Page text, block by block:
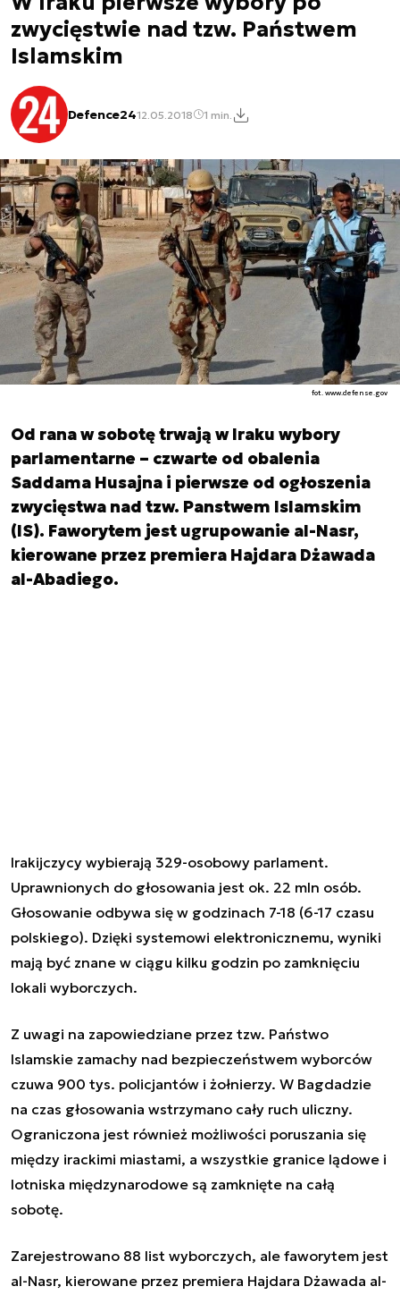
zwycięstwie nad tzw. Państwem
Islamskim
Defence2412.05.2018 1 min.
fot. www.defense.gov
Od rana w sobotę trwają w Iraku wybory
parlamentarne – czwarte od obalenia
Saddama Husajna i pierwsze od ogłoszenia
zwycięstwa nad tzw. Panstwem Islamskim
(IS). Faworytem jest ugrupowanie al-Nasr,
kierowane przez premiera Hajdara Dżawada
al-Abadiego.
Irakijczycy wybierają 329-osobowy parlament.
Uprawnionych do głosowania jest ok. 22 mln osób.
Głosowanie odbywa się w godzinach 7-18 (6-17 czasu
polskiego). Dzięki systemowi elektronicznemu, wyniki
mają być znane w ciągu kilku godzin po zamknięciu
lokali wyborczych.
Z uwagi na zapowiedziane przez tzw. Państwo
Islamskie zamachy nad bezpieczeństwem wyborców
czuwa 900 tys. policjantów i żołnierzy. W Bagdadzie
na czas głosowania wstrzymano cały ruch uliczny.
Ograniczona jest również możliwości poruszania się
między irackimi miastami, a wszystkie granice lądowe i
lotniska międzynarodowe są zamknięte na całą
sobotę.
Zarejestrowano 88 list wyborczych, ale faworytem jest
al-Nasr, kierowane przez premiera Hajdara Dżawada al-